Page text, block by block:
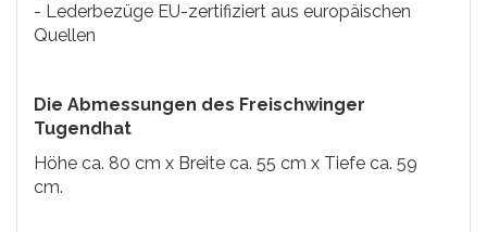
- Lederbezüge EU-zertifiziert aus europäischen
Quellen
Die Abmessungen des Freischwinger
Tugendhat
Höhe ca. 80 cm x Breite ca. 55 cm x Tiefe ca. 59
cm.